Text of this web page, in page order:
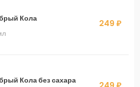
Кола
249 ₽
Кола без сахара